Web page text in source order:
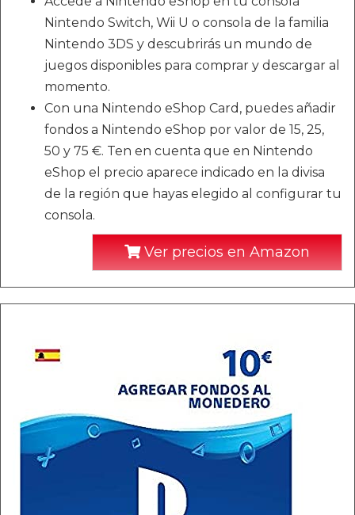
Nintendo Switch, Wii U o consola de la familia
Nintendo 3DS y descubrirás un mundo de
juegos disponibles para comprar y descargar al
momento.
Con una Nintendo eShop Card, puedes añadir
fondos a Nintendo eShop por valor de 15, 25,
50 y 75 €. Ten en cuenta que en Nintendo
eShop el precio aparece indicado en la divisa
de la región que hayas elegido al configurar tu
consola.
Ver precios en Amazon